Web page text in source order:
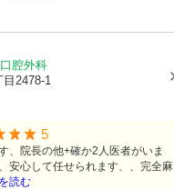
腔外科
目2478-1
5
、院長の他+確か2人医者がいま
安心して任せられます、、完全麻
読む